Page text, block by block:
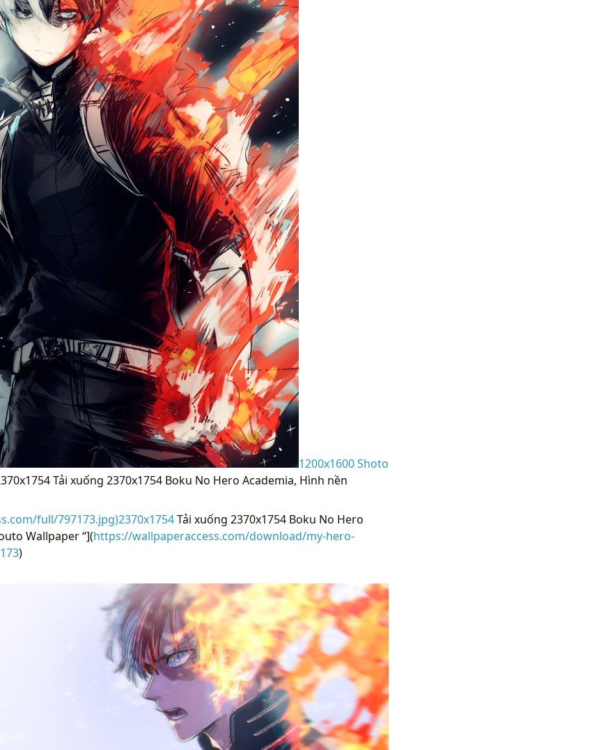
1200x1600 Shoto
Tải xuống 2370x1754 Boku No Hero Academia, Hình nền
full/797173.jpg)2370x1754Tải xuống 2370x1754 Boku No Hero
Wallpaper “](https://wallpaperaccess.com/download/my-hero-
)